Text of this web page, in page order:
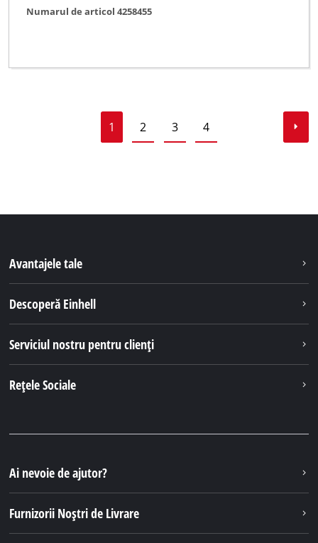
Numarul de articol 4258455
1 2 3 4
Avantajele tale
Descoperă Einhell
Serviciul nostru pentru clienți
Rețele Sociale
Ai nevoie de ajutor?
Furnizorii Noștri de Livrare